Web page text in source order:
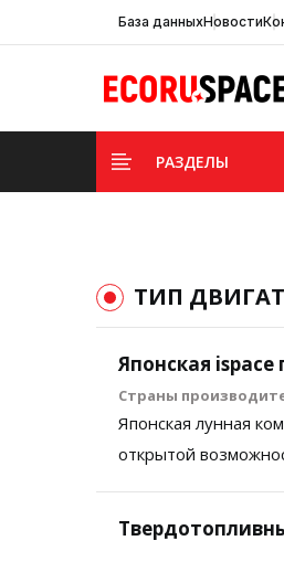
База данныхНовости
РАЗДЕЛЫ
ТИП
Японская
Страны
Японская лунная
открытой